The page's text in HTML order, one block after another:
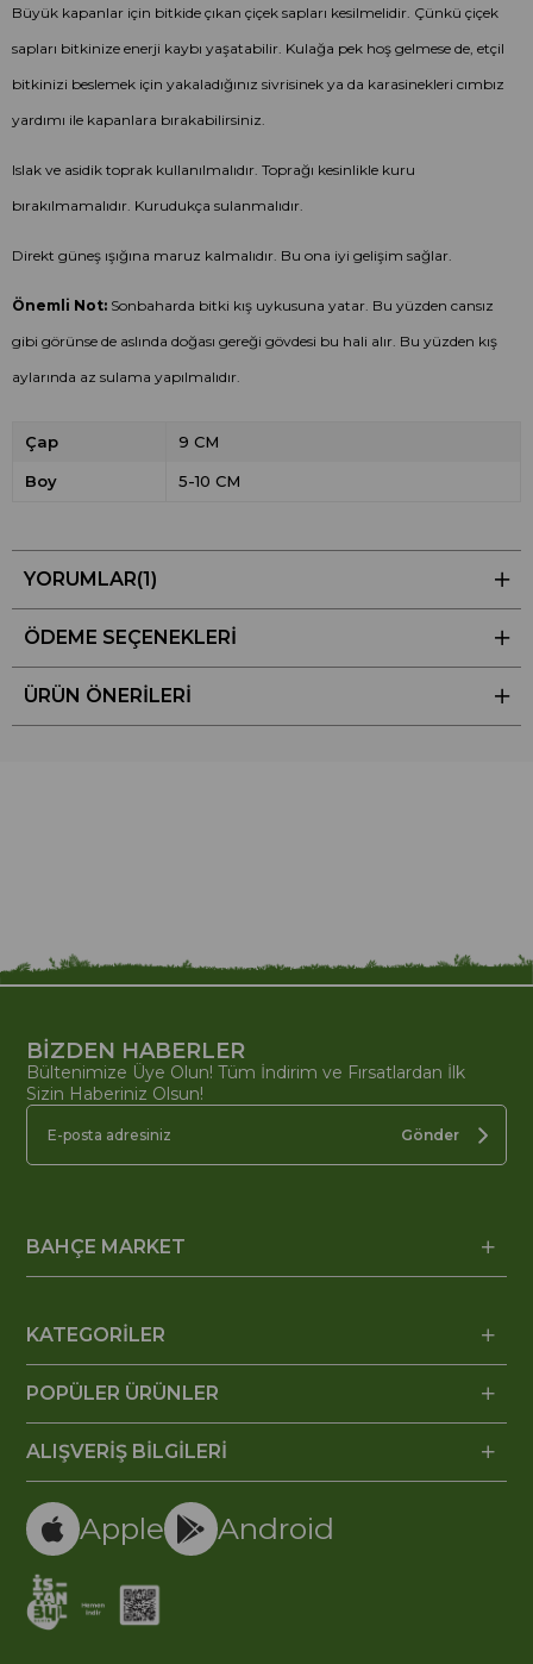
Büyük kapanlar için bitkide çıkan çiçek sapları kesilmelidir. Çünkü çiçek
sapları bitkinize enerji kaybı yaşatabilir. Kulağa pek hoş gelmese de, etçil
bitkinizi beslemek için yakaladığınız sivrisinek ya da karasinekleri cımbız
yardımı ile kapanlara bırakabilirsiniz.
Islak ve asidik toprak kullanılmalıdır. Toprağı kesinlikle kuru
bırakılmamalıdır. Kurudukça sulanmalıdır.
Direkt güneş ışığına maruz kalmalıdır. Bu ona iyi gelişim sağlar.
Önemli Not: Sonbaharda bitki kış uykusuna yatar. Bu yüzden cansız
gibi görünse de aslında doğası gereği gövdesi bu hali alır. Bu yüzden kış
aylarında az sulama yapılmalıdır.
Çap 9 CM
Boy 5-10 CM
YORUMLAR(1)
ÖDEME SEÇENEKLERI
ÜRÜN ÖNERILERI
BİZDEN HABERLER
Bültenimize Üye Olun! Tüm İndirim ve Fırsatlardan İlk
Sizin Haberiniz Olsun!
Gönder
BAHÇE MARKET
KATEGORİLER
POPÜLER ÜRÜNLER
ALIŞVERİŞ BİLGİLERİ
Apple Android